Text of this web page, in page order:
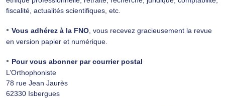
fiscalité, actualités scientifiques, etc.
• Vous adhérez à la FNO , vous recevez gracieusement la revue
en version papier et numérique.
• Pour vous abonner par courrier postal
L’Orthophoniste
78 rue Jean Jaurès
62330 Isbergues